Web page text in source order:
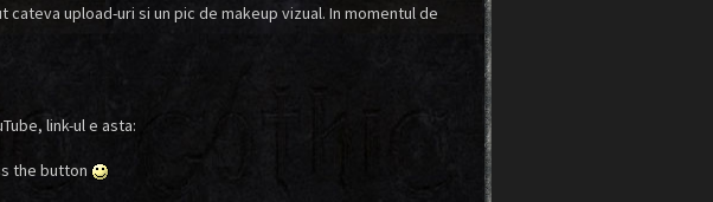
cateva upload-uri si un pic de makeup vizual. In momentul de
link-ul e asta:
the button